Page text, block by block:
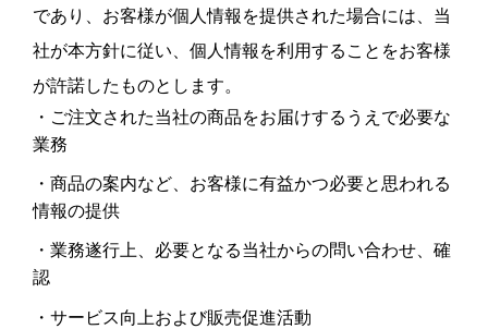
であり、お客様が個人情報を提供された場合には、当
社が本方針に従い、個人情報を利用することをお客様
が許諾したものとします。
ご注文された当社の商品をお届けするうえで必要な
業務
商品の案内など、お客様に有益かつ必要と思われる
情報の提供
業務遂行上、必要となる当社からの問い合わせ、確
認
サービス向上および販売促進活動